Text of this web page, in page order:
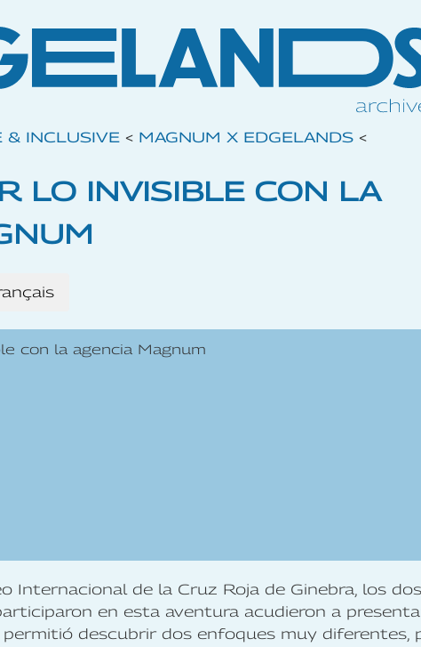
& INCLUSIVE < MAGNUM X EDGELANDS <
LO INVISIBLE CON LA
con la agencia Magnum
Internacional de la Cruz Roja de Ginebra, los dos
en esta aventura acudieron a
descubrir dos enfoques muy diferentes,